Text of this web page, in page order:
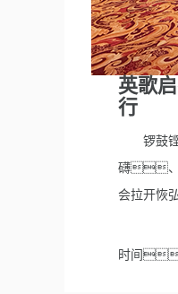
英歌
行
锣鼓铿
礴、
会拉开恢
时间